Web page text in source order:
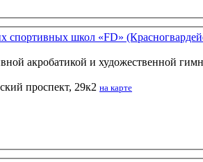
спортивных школ «FD»
акробатикой и художественной
проспект, 29к2 на карте